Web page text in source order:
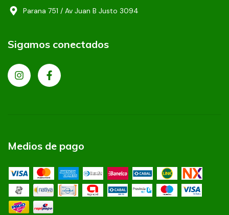
Parana 751 / Av Juan B Justo 3094
Sigamos conectados
Medios de pago